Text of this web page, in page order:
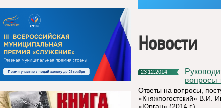
Новости
23.12.2014
Руководитель администрации Вячеслав Ивочкин отвечает на
вопросы
Ответы на вопросы,
«Княжпогостский» В.И.
«Юрган» (2014 г.)